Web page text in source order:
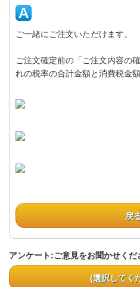
ご一緒にご注文いただけます。
ご注文確定前の「ご注文内容の
れの税率の合計金額と消費税金
戻
アンケート:ご意見をお聞かせくだ
(選択してく